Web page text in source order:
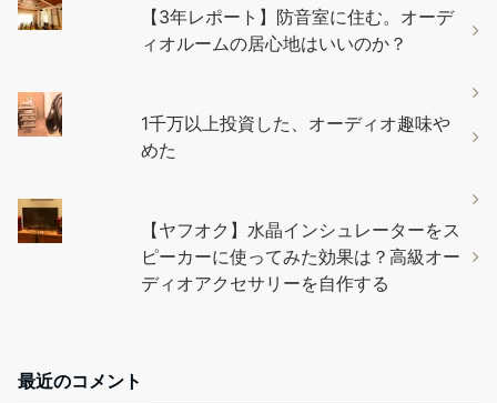
【3年レポート】防音室に住む。オーデ
ィオルームの居心地はいいのか？
1千万以上投資した、オーディオ趣味や
めた
【ヤフオク】水晶インシュレーターをス
ピーカーに使ってみた効果は？高級オー
ディオアクセサリーを自作する
最近のコメント